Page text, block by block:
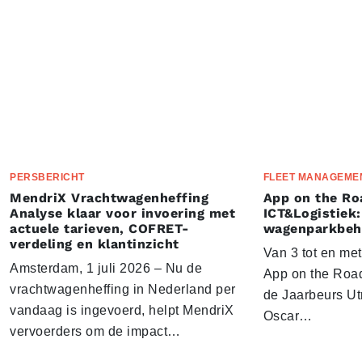
PERSBERICHT
MendriX Vrachtwagenheffing
Analyse klaar voor invoering met
actuele tarieven, COFRET-
verdeling en klantinzicht
Amsterdam, 1 juli 2026 – Nu de
vrachtwagenheffing in Nederland per
vandaag is ingevoerd, helpt MendriX
vervoerders om de impact…
FLEET
App on the
Van 3 tot en
App on the
de Jaarbeurs
Oscar…